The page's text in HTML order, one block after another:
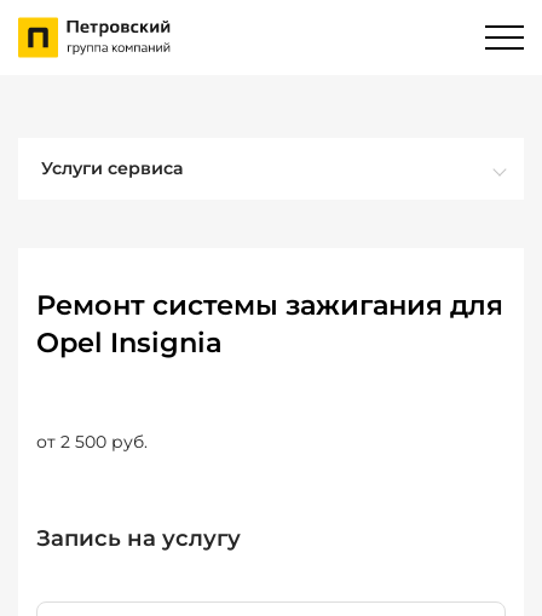
Услуги сервиса
Ремонт системы зажигания для
Opel Insignia
от 2 500 руб.
Запись на услугу